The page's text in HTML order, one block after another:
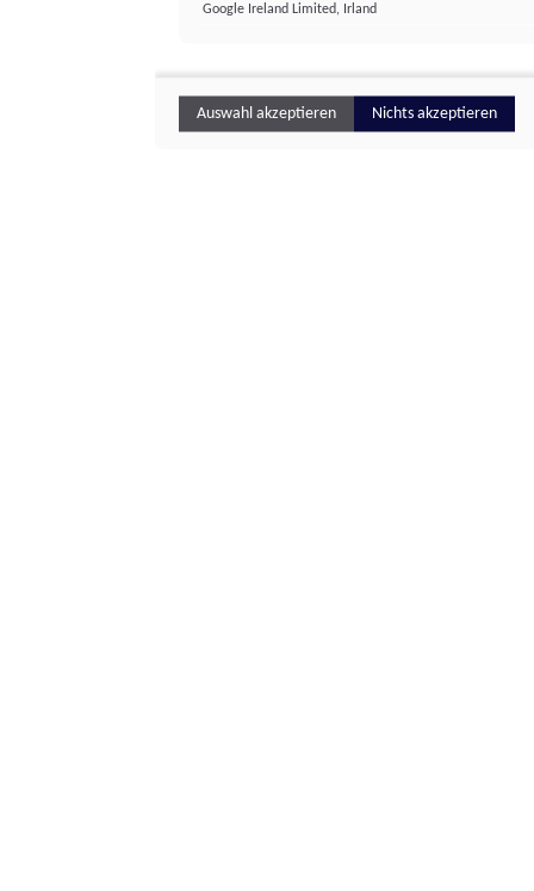
Google Ireland Limited, Irland
Auswahl akzeptieren Nichts akzeptieren